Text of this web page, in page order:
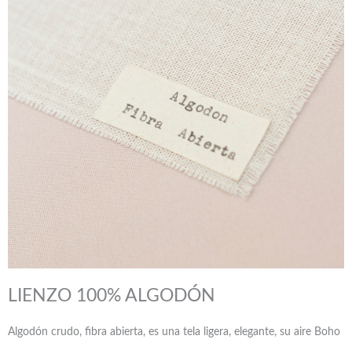
LIENZO 100% ALGODÓN
Algodón crudo, fibra abierta, es una tela ligera, elegante, su aire Boho